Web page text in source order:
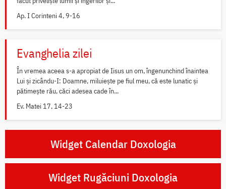
Ap. I Corinteni 4, 9-16
Evanghelia zilei
În vremea aceea s-a apropiat de Iisus un om, îngenunchind înaintea
Lui și zicându-I: Doamne, miluiește pe fiul meu, că este lunatic și
pătimește rău, căci adesea cade în...
Ev. Matei 17, 14-23
Widget Calendar Doxologia
Widget Rugăciuni Doxologia